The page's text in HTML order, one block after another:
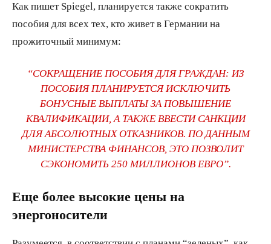
Как пишет Spiegel, планируется также сократить
пособия для всех тех, кто живет в Германии на
прожиточный минимум:
“СОКРАЩЕНИЕ ПОСОБИЯ ДЛЯ ГРАЖДАН: ИЗ
ПОСОБИЯ ПЛАНИРУЕТСЯ ИСКЛЮЧИТЬ
БОНУСНЫЕ ВЫПЛАТЫ ЗА ПОВЫШЕНИЕ
КВАЛИФИКАЦИИ, А ТАКЖЕ ВВЕСТИ САНКЦИИ
ДЛЯ АБСОЛЮТНЫХ ОТКАЗНИКОВ. ПО ДАННЫМ
МИНИСТЕРСТВА ФИНАНСОВ, ЭТО ПОЗВОЛИТ
СЭКОНОМИТЬ 250 МИЛЛИОНОВ ЕВРО”.
Еще более высокие цены на
энергоносители